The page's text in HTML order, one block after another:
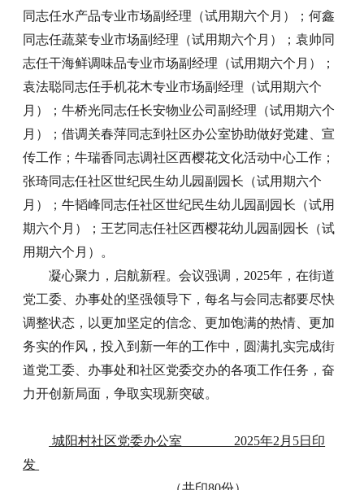
同志任水产品专业市场副经理（试用期六个月）；何鑫
同志任蔬菜专业市场副经理（试用期六个月）；袁帅同
志任干海鲜调味品专业市场副经理（试用期六个月）；
袁法聪同志任手机花木专业市场副经理（试用期六个
月）；牛桥光同志任长安物业公司副经理（试用期六个
月）；借调关春萍同志到社区办公室协助做好党建、宣
传工作；牛瑞香同志调社区西樱花文化活动中心工作；
张琦同志任社区世纪民生幼儿园副园长（试用期六个
月）；牛韬峰同志任社区世纪民生幼儿园副园长（试用
期六个月）；王艺同志任社区西樱花幼儿园副园长（试
用期六个月）。
凝心聚力，启航新程。会议强调，2025年，在街道
党工委、办事处的坚强领导下，每名与会同志都要尽快
调整状态，以更加坚定的信念、更加饱满的热情、更加
务实的作风，投入到新一年的工作中，圆满扎实完成街
道党工委、办事处和社区党委交办的各项工作任务，奋
力开创新局面，争取实现新突破。
城阳村社区党委办公室 2025年2月5日印
发